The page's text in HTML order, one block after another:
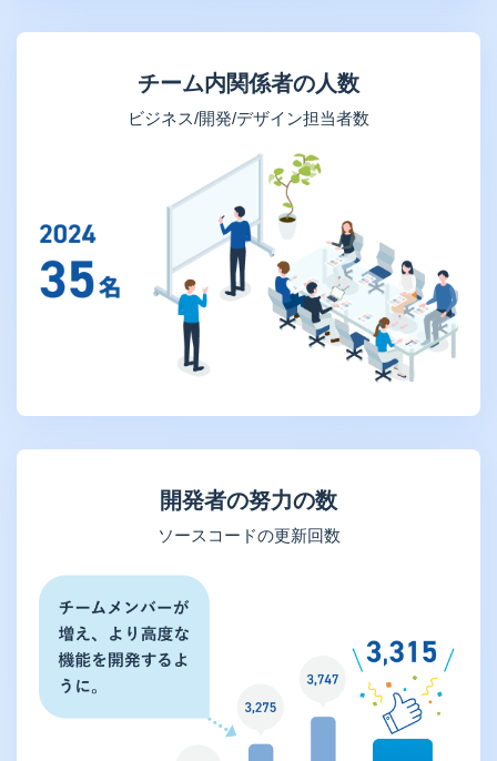
チーム内関係者の人数
ビジネス/開発/デザイン担当者数
開発者の努力の数
ソースコードの更新回数